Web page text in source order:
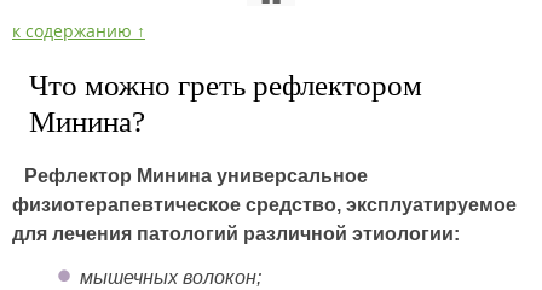
к содержанию ↑
Что можно греть рефлектором
Минина?
Рефлектор Минина универсальное
физиотерапевтическое средство, эксплуатируемое
для лечения патологий различной этиологии:
мышечных волокон;